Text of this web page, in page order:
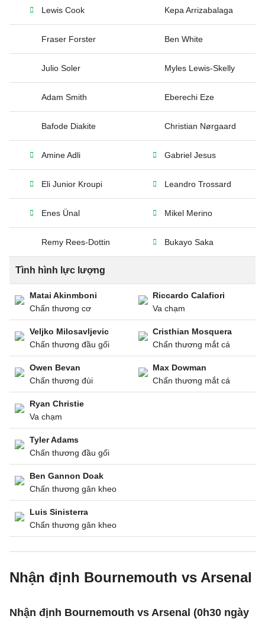
Lewis Cook Kepa Arrizabalaga
Fraser Forster Ben White
Julio Soler Myles Lewis-Skelly
Adam Smith Eberechi Eze
Bafode Diakite Christian Nørgaard
Amine Adli Gabriel Jesus
Eli Junior Kroupi Leandro Trossard
Enes Ünal Mikel Merino
Remy Rees-Dottin Bukayo Saka
Tình hình lực lượng
Matai Akinmboni
Chấn thương cơ
Riccardo Calafiori
Va chạm
Veljko Milosavljevic
Chấn thương đầu gối
Cristhian Mosquera
Chấn thương mắt cá
Owen Bevan
Chấn thương đùi
Max Dowman
Chấn thương mắt cá
Ryan Christie
Va chạm
Tyler Adams
Chấn thương đầu gối
Ben Gannon Doak
Chấn thương gân kheo
Luis Sinisterra
Chấn thương gân kheo
Nhận định Bournemouth vs Arsenal
Nhận định Bournemouth vs Arsenal (0h30 ngày